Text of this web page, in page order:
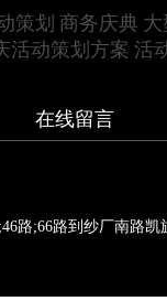
策划 商务庆典 大
活动策划方案 活
在线留言
路;66路到纱厂南路凯